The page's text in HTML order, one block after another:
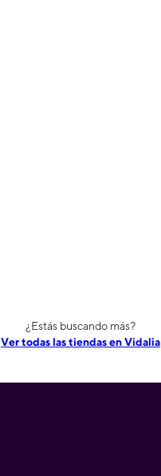
¿Estás buscando más?
Ver todas las tiendas en Vidalia